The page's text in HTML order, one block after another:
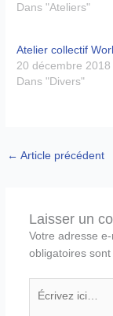
Dans "Ateliers"
Atelier collectif
20 décembre 2018
Dans "Divers"
← Article précédent
Laisser un
Votre adresse
obligatoires
ici…